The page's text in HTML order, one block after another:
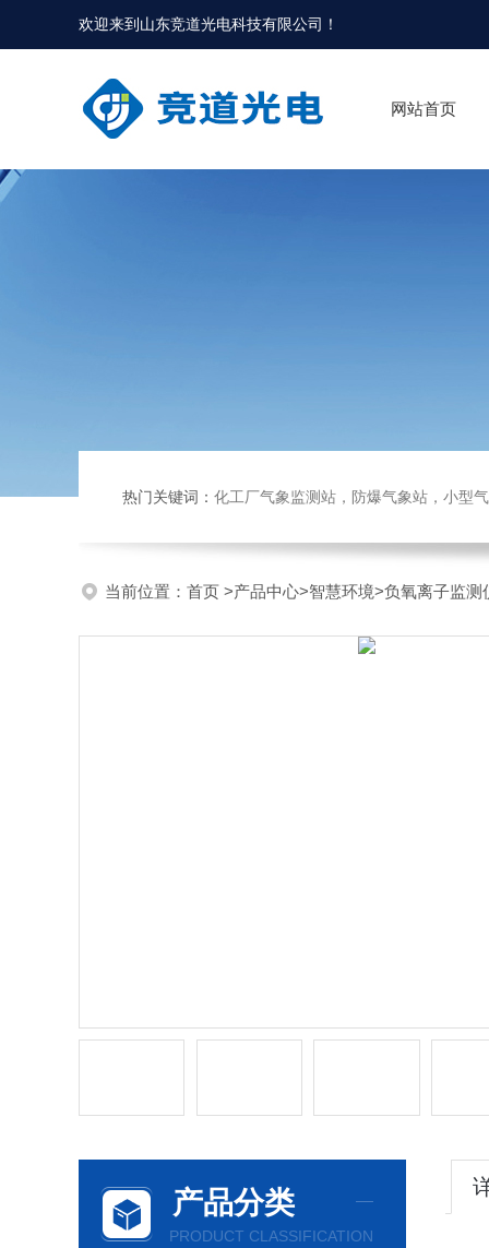
欢迎来到 山东竞道光电科技有限公司 ！
网站首页
热门关键词： 化工厂气象监测站，防爆气象站，小型气象
当前位置： 首页 >产品中心>智慧环境>负氧离子监测
产品分类
PRODUCT CLASSIFICATION